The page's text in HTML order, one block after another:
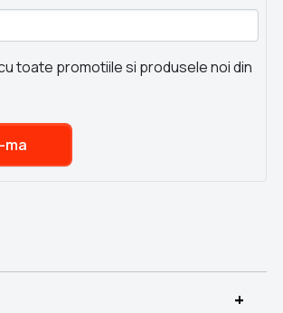
toate promotiile si produsele noi din
ma
+